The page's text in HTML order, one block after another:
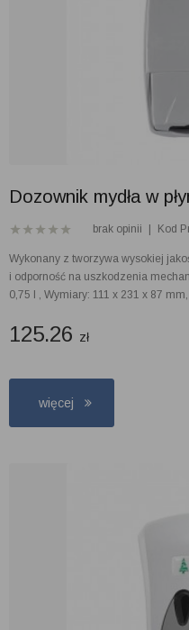
Dozownik mydła w
brak opinii Kod
Wykonany z tworzywa wysokiej
i odporność na uszkodzenia
0,75 l , Wymiary: 111 x 231 x 87
125.26 zł
więcej